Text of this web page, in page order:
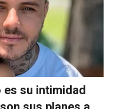
es su intimidad